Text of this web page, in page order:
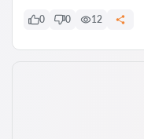
0 0 12